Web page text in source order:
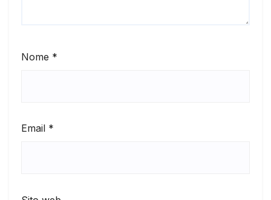
Nome *
Email *